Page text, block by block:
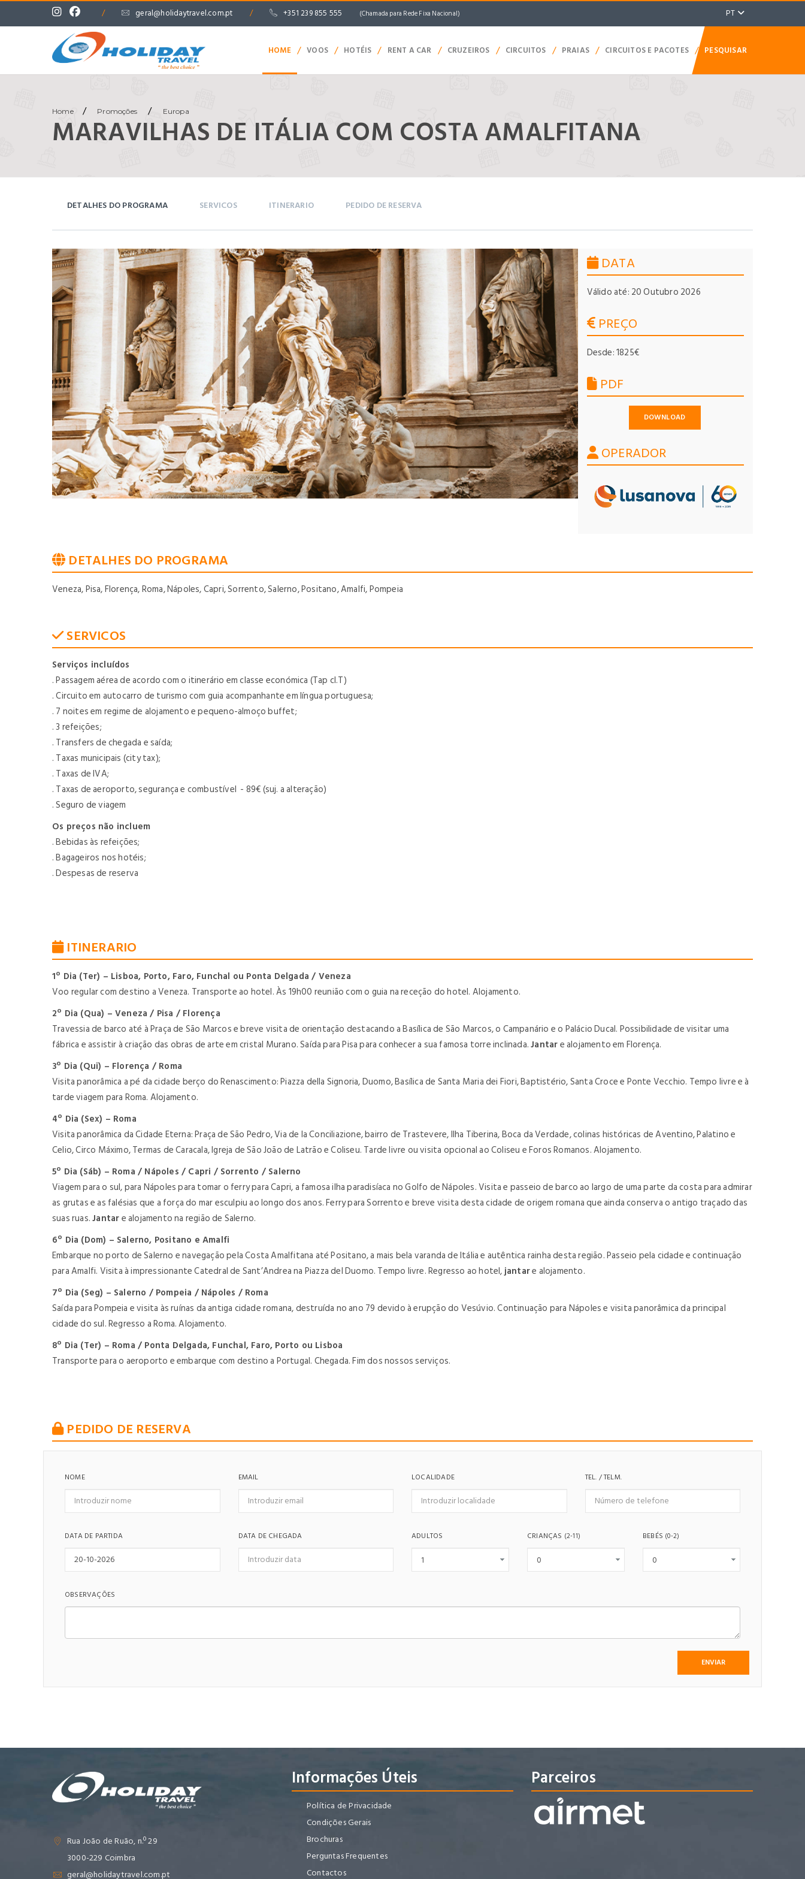
/ geral@holidaytravel.com.pt / +351 239 855 555 (Chamada para Rede Fixa Nacional) PT
HOME / VOOS / HOTÉIS / RENT A CAR / CRUZEIROS / CIRCUITOS / PRAIAS / CIRCUITOS E PACOTES / PESQUISAR
Home / Promoções / Europa
MARAVILHAS DE ITÁLIA COM COSTA AMALFITANA
DETALHES DO PROGRAMA SERVICOS ITINERARIO PEDIDO DE RESERVA
DATA
Válido até: 20 Outubro 2026
PREÇO
Desde: 1825€
PDF
DOWNLOAD
OPERADOR
DETALHES DO PROGRAMA
Veneza, Pisa, Florença, Roma, Nápoles, Capri, Sorrento, Salerno, Positano, Amalfi, Pompeia
SERVICOS
Serviços incluídos
. Passagem aérea de acordo com o itinerário em classe económica (Tap cl.T)
. Circuito em autocarro de turismo com guia acompanhante em língua portuguesa;
. 7 noites em regime de alojamento e pequeno-almoço buffet;
. 3 refeições;
. Transfers de chegada e saída;
. Taxas municipais (city tax);
. Taxas de IVA;
. Taxas de aeroporto, segurança e combustível - 89€ (suj. a alteração)
. Seguro de viagem
Os preços não incluem
. Bebidas às refeições;
. Bagageiros nos hotéis;
. Despesas de reserva
ITINERARIO
1º Dia (Ter) – Lisboa, Porto, Faro, Funchal ou Ponta Delgada / Veneza
Voo regular com destino a Veneza. Transporte ao hotel.Às 19h00 reunião com o guia na receção do hotel. Alojamento.
2º Dia (Qua) – Veneza / Pisa / Florença
Travessia de barco até à Praça de São Marcos e breve visita de orientação destacando a Basílica de São Marcos, o Campanário e o Palácio Ducal. Possibilidade de visitar uma
fábrica e assistir à criação das obras de arte em cristal Murano. Saída para Pisa para conhecer a sua famosa torre inclinada.Jantare alojamento em Florença.
3º Dia (Qui) – Florença / Roma
Visita panorâmica a pé da cidade berço do Renascimento: Piazza della Signoria, Duomo, Basílica de Santa Maria dei Fiori, Baptistério, Santa Croce e Ponte Vecchio. Tempo livre e à
tarde viagem para Roma. Alojamento.
4º Dia (Sex) – Roma
Visita panorâmica da Cidade Eterna: Praça de São Pedro, Via de la Conciliazione, bairro de Trastevere, Ilha Tiberina, Boca da Verdade, colinas históricas de Aventino, Palatino e
Celio, Circo Máximo, Termas de Caracala, Igreja de São João de Latrão e Coliseu. Tarde livre ou visita opcional ao Coliseu e Foros Romanos. Alojamento.
5º Dia (Sáb) – Roma / Nápoles / Capri / Sorrento / Salerno
Viagem para o sul, para Nápoles para tomar o ferry para Capri, a famosa ilha paradisíaca no Golfo de Nápoles. Visita e passeio de barco ao largo de uma parte da costa para admirar
as grutas e as falésias que a força do mar esculpiu ao longo dos anos. Ferry para Sorrento e breve visita desta cidade de origem romana que ainda conserva o antigo traçado das
suas ruas.Jantare alojamento na região de Salerno.
6º Dia (Dom) – Salerno, Positano e Amalfi
Embarque no porto de Salerno e navegação pela Costa Amalfitana até Positano, a mais bela varanda de Itália e autêntica rainha desta região. Passeio pela cidade e continuação
para Amalfi. Visita à impressionante Catedral de Sant’Andrea na Piazza del Duomo. Tempo livre. Regresso ao hotel,jantare alojamento.
7º Dia (Seg) – Salerno / Pompeia / Nápoles / Roma
Saída para Pompeia e visita às ruínas da antiga cidade romana,destruída no ano 79 devido à erupção do Vesúvio. Continuação para Nápoles e visita panorâmica da principal
cidade do sul. Regresso a Roma. Alojamento.
8º Dia (Ter) – Roma / Ponta Delgada, Funchal, Faro, Porto ou Lisboa
Transporte para o aeroporto e embarque com destino a Portugal. Chegada. Fim dos nossos serviços.
PEDIDO DE RESERVA
NOME EMAIL LOCALIDADE TEL. / TELM.
DATA DE PARTIDA DATA DE CHEGADA ADULTOS CRIANÇAS (2-11) BEBÉS (0-2)
OBSERVAÇÕES
Rua João de Ruão, n.º 29
3000-229 Coimbra
geral@holidaytravel.com.pt
Informações Úteis
Política de Privacidade
Condições Gerais
Brochuras
Perguntas Frequentes
Contactos
Parceiros